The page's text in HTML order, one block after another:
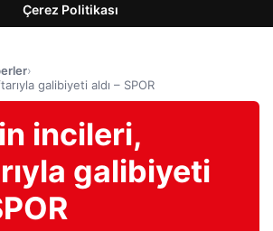
Çerez Politikası
›
galibiyeti aldı – SPOR
incileri,
galibiyeti